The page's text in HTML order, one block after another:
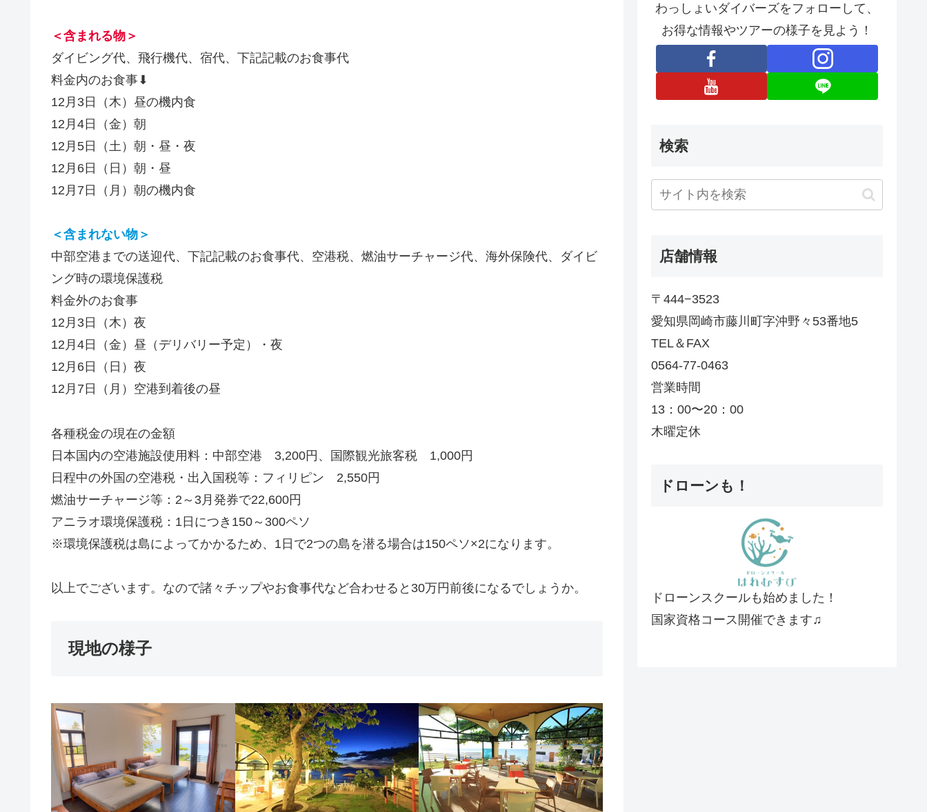
＜含まれる物＞
ダイビング代、飛行機代、宿代、下記記載のお食事代
料金内のお食事⬇
12月3日（木）昼の機内食
12月4日（金）朝
12月5日（土）朝・昼・夜
12月6日（日）朝・昼
12月7日（月）朝の機内食
＜含まれない物＞
中部空港までの送迎代、下記記載のお食事代、空港税、燃油サーチャージ代、海外保険代、ダイビ
ング時の環境保護税
料金外のお食事
12月3日（木）夜
12月4日（金）昼（デリバリー予定）・夜
12月6日（日）夜
12月7日（月）空港到着後の昼
各種税金の現在の金額
日本国内の空港施設使用料：中部空港 3,200円、国際観光旅客税 1,000円
日程中の外国の空港税・出入国税等：フィリピン 2,550円
燃油サーチャージ等：2～3月発券で22,600円
アニラオ環境保護税：1日につき150～300ペソ
※環境保護税は島によってかかるため、1日で2つの島を潜る場合は150ペソ×2になります。
以上でございます。なので諸々チップやお食事代など合わせると30万円前後になるでしょうか。
現地の様子
わっしょいダイバーズをフォローして、
お得な情報やツアーの様子を見よう！
検索
店舗情報
〒444−3523
愛知県岡崎市藤川町字沖野々53番地5
TEL＆FAX
0564-77-0463
営業時間
13：00〜20：00
木曜定休
ドローンも！
ドローンスクールも始めました！
国家資格コース開催できます♫